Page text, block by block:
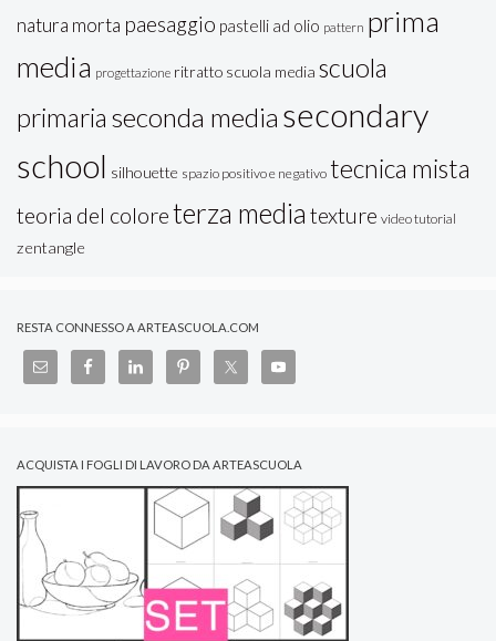
natura morta paesaggio pastelli ad olio pattern prima
media progettazione ritratto scuola media scuola
primaria seconda media secondary
school silhouette spazio positivo e negativo tecnica mista
teoria del coloreterza media texture video tutorial
zentangle
RESTA CONNESSO A ARTEASCUOLA.COM
ACQUISTA I FOGLI DI LAVORO DA ARTEASCUOLA